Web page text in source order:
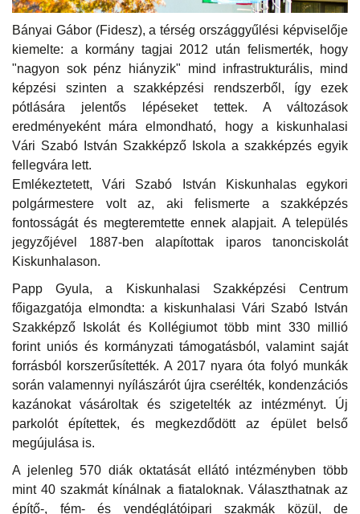
Bányai Gábor (Fidesz), a térség országgyűlési képviselője
kiemelte: a kormány tagjai 2012 után felismerték, hogy
"nagyon sok pénz hiányzik" mind infrastrukturális, mind
képzési szinten a szakképzési rendszerből, így ezek
pótlására jelentős lépéseket tettek. A változások
eredményeként mára elmondható, hogy a kiskunhalasi
Vári Szabó István Szakképző Iskola a szakképzés egyik
fellegvára lett.
Emlékeztetett, Vári Szabó István Kiskunhalas egykori
polgármestere volt az, aki felismerte a szakképzés
fontosságát és megteremtette ennek alapjait. A település
jegyzőjével 1887-ben alapítottak iparos tanonciskolát
Kiskunhalason.
Papp Gyula, a Kiskunhalasi Szakképzési Centrum
főigazgatója elmondta: a kiskunhalasi Vári Szabó István
Szakképző Iskolát és Kollégiumot több mint 330 millió
forint uniós és kormányzati támogatásból, valamint saját
forrásból korszerűsítették. A 2017 nyara óta folyó munkák
során valamennyi nyílászárót újra cserélték, kondenzációs
kazánokat vásároltak és szigetelték az intézményt. Új
parkolót építettek, és megkezdődött az épület belső
megújulása is.
A jelenleg 570 diák oktatását ellátó intézményben több
mint 40 szakmát kínálnak a fiataloknak. Választhatnak az
építő-, fém- és vendéglátóipari szakmák közül, de